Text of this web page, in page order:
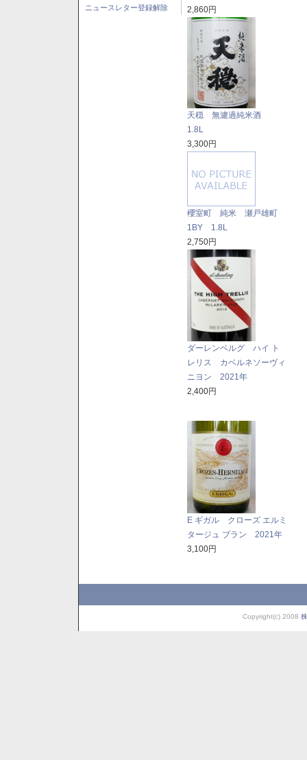
ニュースレター登録解除
2,860円
天穏 無濾過純米酒
1.8L
3,300円
櫻室町 純米 瀬戸雄町
1BY 1.8L
2,750円
ダーレンベルグ ハイ ト
レリス カベルネソーヴィ
ニヨン 2021年
2,400円
E ギガル クローズ エルミ
タージュ ブラン 2021年
3,100円
Copyright(c) 2008